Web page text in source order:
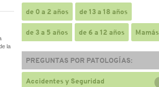
la
de 0 a 2 años de 13 a 18 años
de 3 a 5 años de 6 a 12 años Mamás
PREGUNTAS POR PATOLOGÍAS:
Accidentes y Seguridad